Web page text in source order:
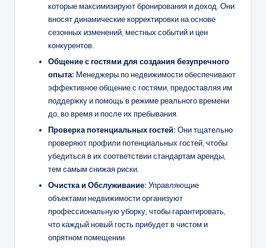
которые максимизируют бронирования и доход. Они
вносят динамические корректировки на основе
сезонных изменений, местных событий и цен
конкурентов.
Общение с гостями для создания безупречного
опыта: Менеджеры по недвижимости обеспечивают
эффективное общение с гостями, предоставляя им
поддержку и помощь в режиме реального времени
до, во время и после их пребывания.
Проверка потенциальных гостей: Они тщательно
проверяют профили потенциальных гостей, чтобы
убедиться в их соответствии стандартам аренды,
тем самым снижая риски.
Очистка иОбслуживание: Управляющие
объектами недвижимости организуют
профессиональную уборку, чтобы гарантировать,
что каждый новый гость прибудет в чистом и
опрятном помещении.